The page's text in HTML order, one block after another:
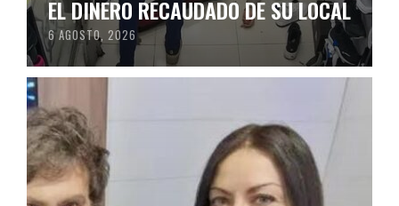
EL DINERO RECAUDADO DE SU LOCAL
6 AGOSTO, 2026